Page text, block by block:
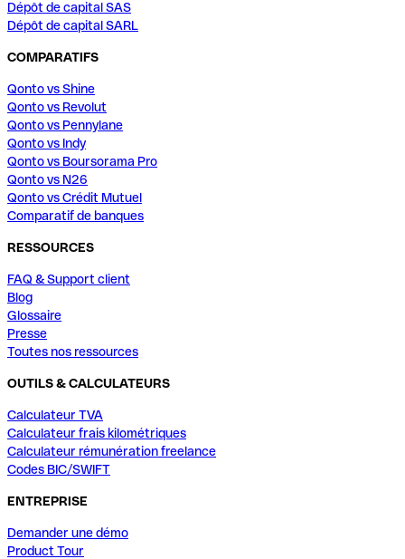
Dépôt de capital SAS
Dépôt de capital SARL
COMPARATIFS
Qonto vs Shine
Qonto vs Revolut
Qonto vs Pennylane
Qonto vs Indy
Qonto vs Boursorama Pro
Qonto vs N26
Qonto vs Crédit Mutuel
Comparatif de banques
RESSOURCES
FAQ & Support client
Blog
Glossaire
Presse
Toutes nos ressources
OUTILS & CALCULATEURS
Calculateur TVA
Calculateur frais kilométriques
Calculateur rémunération freelance
Codes BIC/SWIFT
ENTREPRISE
Demander une démo
Product Tour